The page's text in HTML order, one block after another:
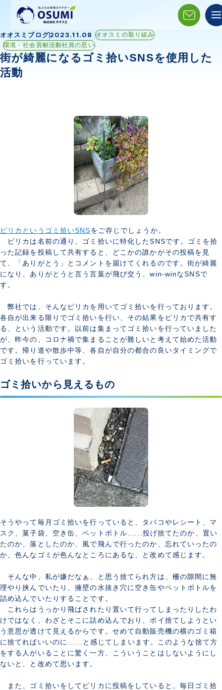
オオスミブログ2023.11.08
オオスミの取り組み
環境・社会貢献活動社員の思い
街が綺麗になるゴミ拾いSNSを使用した
活動
ピリカというゴミ拾いSNSをご存じでしょうか。
ピリカは名前の通り、ゴミ拾いに特化したSNSです。ゴミを拾
った記録を投稿して共有すると、どこかの誰かがその投稿を見
て、「ありがとう」とコメントを届けてくれるのです。街が綺麗
になり、ありがとうと言う言葉が飛び交う、win-winなSNSで
す。
弊社では、そんなピリカを用いてゴミ拾いを行っております。
各自が出来る限りでゴミ拾いを行い、その結果をピリカで共有す
る、という活動です。以前は集まってゴミ拾いを行っていました
が、昨今の、コロナ禍で集まることが難しいと考えて始めた活動
です。帰り道や散歩中等、各自が自分の都合の良いタイミングで
ゴミ拾いを行っています。
ゴミ拾いから見えるもの
そうやって毎月ゴミ拾いを行っていると、タバコやレシート、マ
スク、菓子袋、空き缶、ペットボトル......投げ捨てたのか、置い
たのか、落としたのか、風で飛んで行ったのか、忘れていったの
か、色んなゴミが色んなところにあるな、と改めて感じます。
そんな中、私が嫌だなぁ、と思う捨てられ方は、柵の隙間に無
理やり挟んでいたり、擁壁の水抜き穴に空き缶やペットボトルを
詰め込んでいたりすることです。
これらはうっかり飛ばされたり置いて行ってしまったりしたわ
けではなく、わざとそこに詰め込んでおり、ポイ捨てしようとい
う意思が透けて見えるからです。せめて自動販売機の横のゴミ箱
に捨てればいいのに......と感じてしまいます。このような捨て方
をする人がいることに驚く一方、こういうことはしないようにし
ないと、と改めて思います。
また、ゴミ拾いをしてピリカに投稿をしていると、毎日ゴミ拾